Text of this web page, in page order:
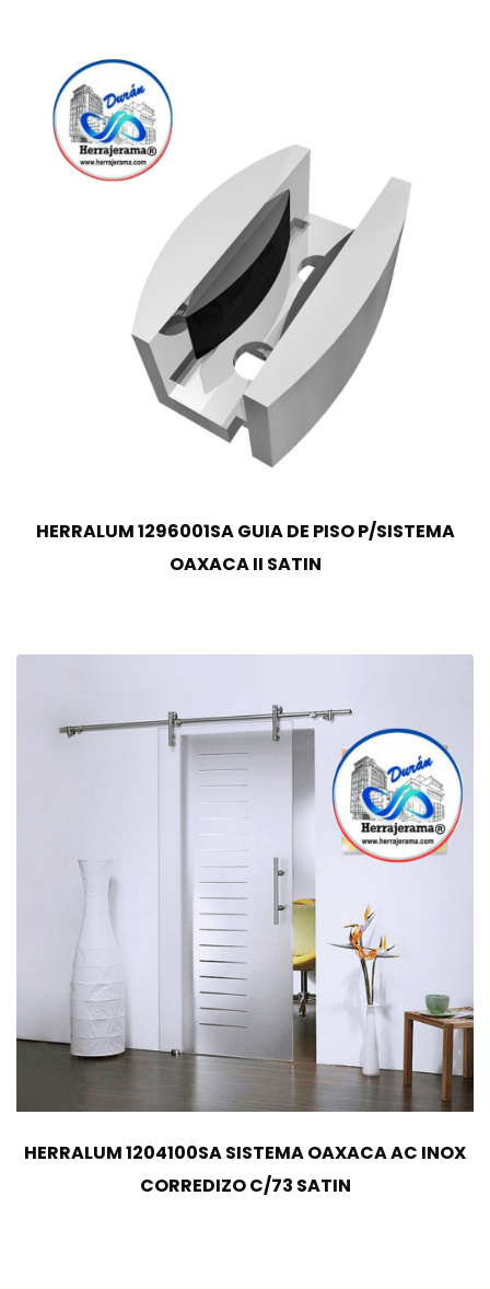
HERRALUM 1296001SA GUIA DE PISO P/SISTEMA
OAXACA II SATIN
HERRALUM 1204100SA SISTEMA OAXACA AC INOX
CORREDIZO C/73 SATIN